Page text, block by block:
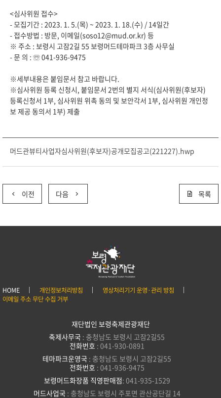
<심사위원 접수>
- 모집기간 : 2023. 1. 5.(목) ~ 2023. 1. 18.(수) / 14일간
- 접수방법 : 방문, 이메일(soso12@mud.or.kr) 등
※ 주소 : 보령시 고잠2길 55 보령머드테마파크 3층 사무실
- 문 의 : ☏ 041-936-9475
※세부내용은 붙임문서 참고 바랍니다.
※심사위원 등록 신청시, 붙임문서 2번의 별지 서식(심사위원(후보자)
등록신청서 1부, 심사위원 위촉 동의 및 보안각서 1부, 심사위원 개인정
보 제공 동의서 1부) 제출
머드관뷰티사업자심사위원(후보자)공개모집공고(221227).hwp
이전 다음 목록
HOME 개인정보처리방침
영상처리기기 운영·관리 방침
이메일 주소 무단 수집 거부
재단법인 보령축제관광재단
축제사무국 : 충청남도 보령시 고잠2길55
전화번호 : 041-930-0891
테마파크운영국 : 충청남도 보령시 고잠2길55
전화번호 : 041-936-9475
보령머드화장품 직영판매점: 041-935-1529
머드사업국 : 충청남도 보령시 주포면 관산공단길 14